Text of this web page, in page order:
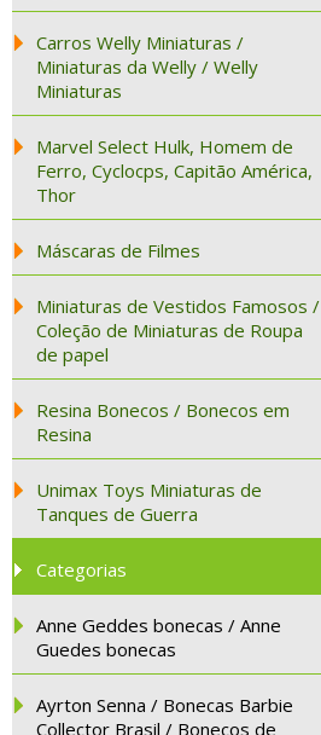
Carros Welly Miniaturas /
Miniaturas da Welly / Welly
Miniaturas
Marvel Select Hulk, Homem de
Ferro, Cyclocps, Capitão América,
Thor
Máscaras de Filmes
Miniaturas de Vestidos Famosos /
Coleção de Miniaturas de Roupa
de papel
Resina Bonecos / Bonecos em
Resina
Unimax Toys Miniaturas de
Tanques de Guerra
Categorias
Anne Geddes bonecas / Anne
Guedes bonecas
Ayrton Senna / Bonecas Barbie
Collector Brasil / Bonecos de